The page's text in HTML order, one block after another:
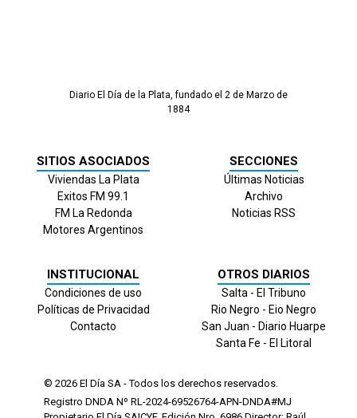
Diario El Día de la Plata, fundado el 2 de Marzo de
1884
SITIOS ASOCIADOS
Viviendas La Plata
Exitos FM 99.1
FM La Redonda
Motores Argentinos
SECCIONES
Últimas Noticias
Archivo
Noticias RSS
INSTITUCIONAL
Condiciones de uso
Políticas de Privacidad
Contacto
OTROS DIARIOS
Salta - El Tribuno
Rio Negro - Eio Negro
San Juan - Diario Huarpe
Santa Fe - El Litoral
© 2026 El Día SA - Todos los derechos reservados.
Registro DNDA Nº RL-2024-69526764-APN-DNDA#MJ